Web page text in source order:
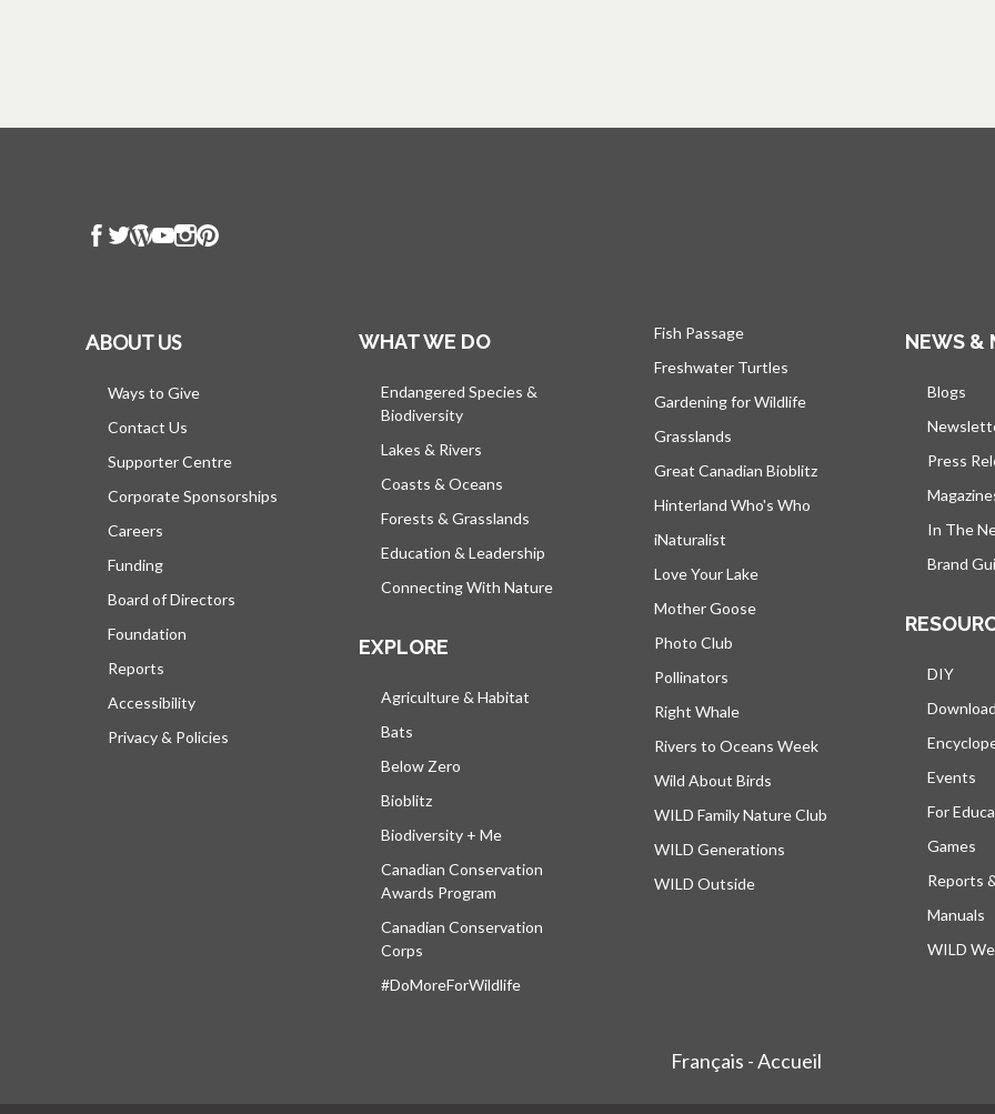
ABOUT US
Ways to Give
Contact Us
Supporter Centre
Corporate Sponsorships
Careers
Funding
Board of Directors
Foundation
Reports
Accessibility
Privacy & Policies
WHAT WE DO
Endangered Species &
Biodiversity
Lakes & Rivers
Coasts & Oceans
Forests & Grasslands
Education & Leadership
Connecting With Nature
EXPLORE
Agriculture & Habitat
Bats
Below Zero
Bioblitz
Biodiversity + Me
Canadian Conservation
Awards Program
Canadian Conservation
Corps
#DoMoreForWildlife
Fish Passage
Freshwater Turtles
Gardening for Wildlife
Grasslands
Great Canadian Bioblitz
Hinterland Who's Who
iNaturalist
Love Your Lake
Mother Goose
Photo Club
Pollinators
Right Whale
Rivers to Oceans Week
Wild About Birds
WILD Family Nature Club
WILD Generations
WILD Outside
NEWS &
Blogs
Press
In The
Brand
DIY
Events
For
Games
Reports
Manuals
WILD
Français - Accueil